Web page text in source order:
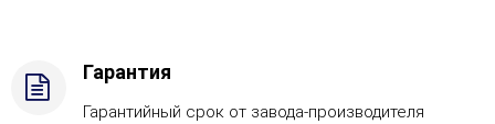
Гарантия
Гарантийный срок от завода-производителя